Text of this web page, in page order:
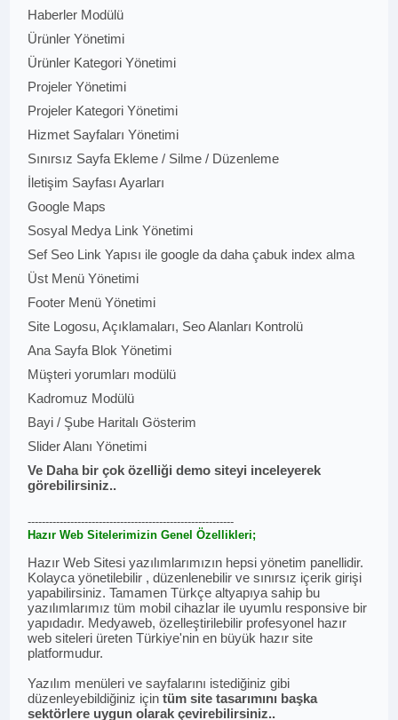
Haberler Modülü
Ürünler Yönetimi
Ürünler Kategori Yönetimi
Projeler Yönetimi
Projeler Kategori Yönetimi
Hizmet Sayfaları Yönetimi
Sınırsız Sayfa Ekleme / Silme / Düzenleme
İletişim Sayfası Ayarları
Google Maps
Sosyal Medya Link Yönetimi
Sef Seo Link Yapısı ile google da daha çabuk index alma
Üst Menü Yönetimi
Footer Menü Yönetimi
Site Logosu, Açıklamaları, Seo Alanları Kontrolü
Ana Sayfa Blok Yönetimi
Müşteri yorumları modülü
Kadromuz Modülü
Bayi / Şube Haritalı Gösterim
Slider Alanı Yönetimi
Ve Daha bir çok özelliği demo siteyi inceleyerek
görebilirsiniz..
----------------------------------------------------------
Hazır Web Sitelerimizin Genel Özellikleri;
Hazır Web Sitesi yazılımlarımızın hepsi yönetim panellidir.
Kolayca yönetilebilir , düzenlenebilir ve sınırsız içerik girişi
yapabilirsiniz. Tamamen Türkçe altyapıya sahip bu
yazılımlarımız tüm mobil cihazlar ile uyumlu responsive bir
yapıdadır. Medyaweb, özelleştirilebilir profesyonel hazır
web siteleri üreten Türkiye'nin en büyük hazır site
platformudur.
Yazılım menüleri ve sayfalarını istediğiniz gibi
düzenleyebildiğiniz içintüm site tasarımını başka
sektörlere uygun olarak çevirebilirsiniz..